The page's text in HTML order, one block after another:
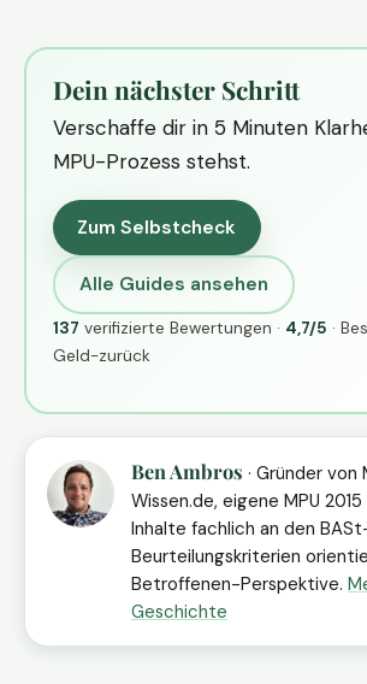
Dein nächster Schritt
Verschaffe dir in 5 Minuten
MPU-Prozess stehst.
Zum Selbstcheck
Alle Guides ansehen
137 verifizierte Bewertungen · 4,7/5 ·
Geld-zurück
Ben Ambros · Gründer von
Wissen.de, eigene MPU
Inhalte fachlich an den
Beurteilungskriterien
Betroffenen-Perspektive.
Geschichte